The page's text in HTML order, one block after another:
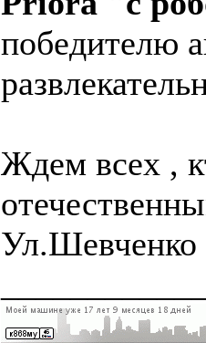
победителю
Ждем всех ,